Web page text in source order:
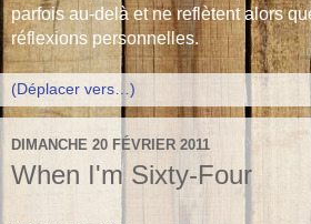
parfois au-delà et ne reflètent alors
réflexions personnelles.
DIMANCHE 20 FÉVRIER 2011
When I'm Sixty-Four